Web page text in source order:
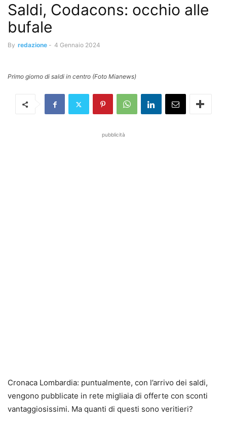
Saldi, Codacons: occhio alle
bufale
By redazione - 4 Gennaio 2024
Primo giorno di saldi in centro (Foto Mianews)
pubblicità
Cronaca Lombardia: puntualmente, con l’arrivo dei saldi,
vengono pubblicate in rete migliaia di offerte con sconti
vantaggiosissimi. Ma quanti di questi sono veritieri?